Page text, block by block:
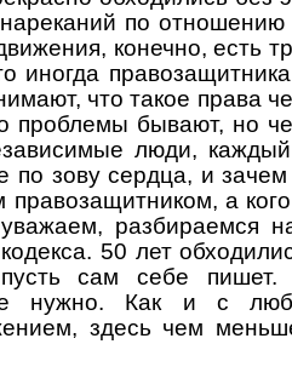
по отношению
конечно, есть
иногда
что такое права
проблемы бывают, но
люди,
по зову сердца, и
правозащитником, а
разбираемся
50 лет
сам себе пишет.
нужно. Как и с
здесь чем